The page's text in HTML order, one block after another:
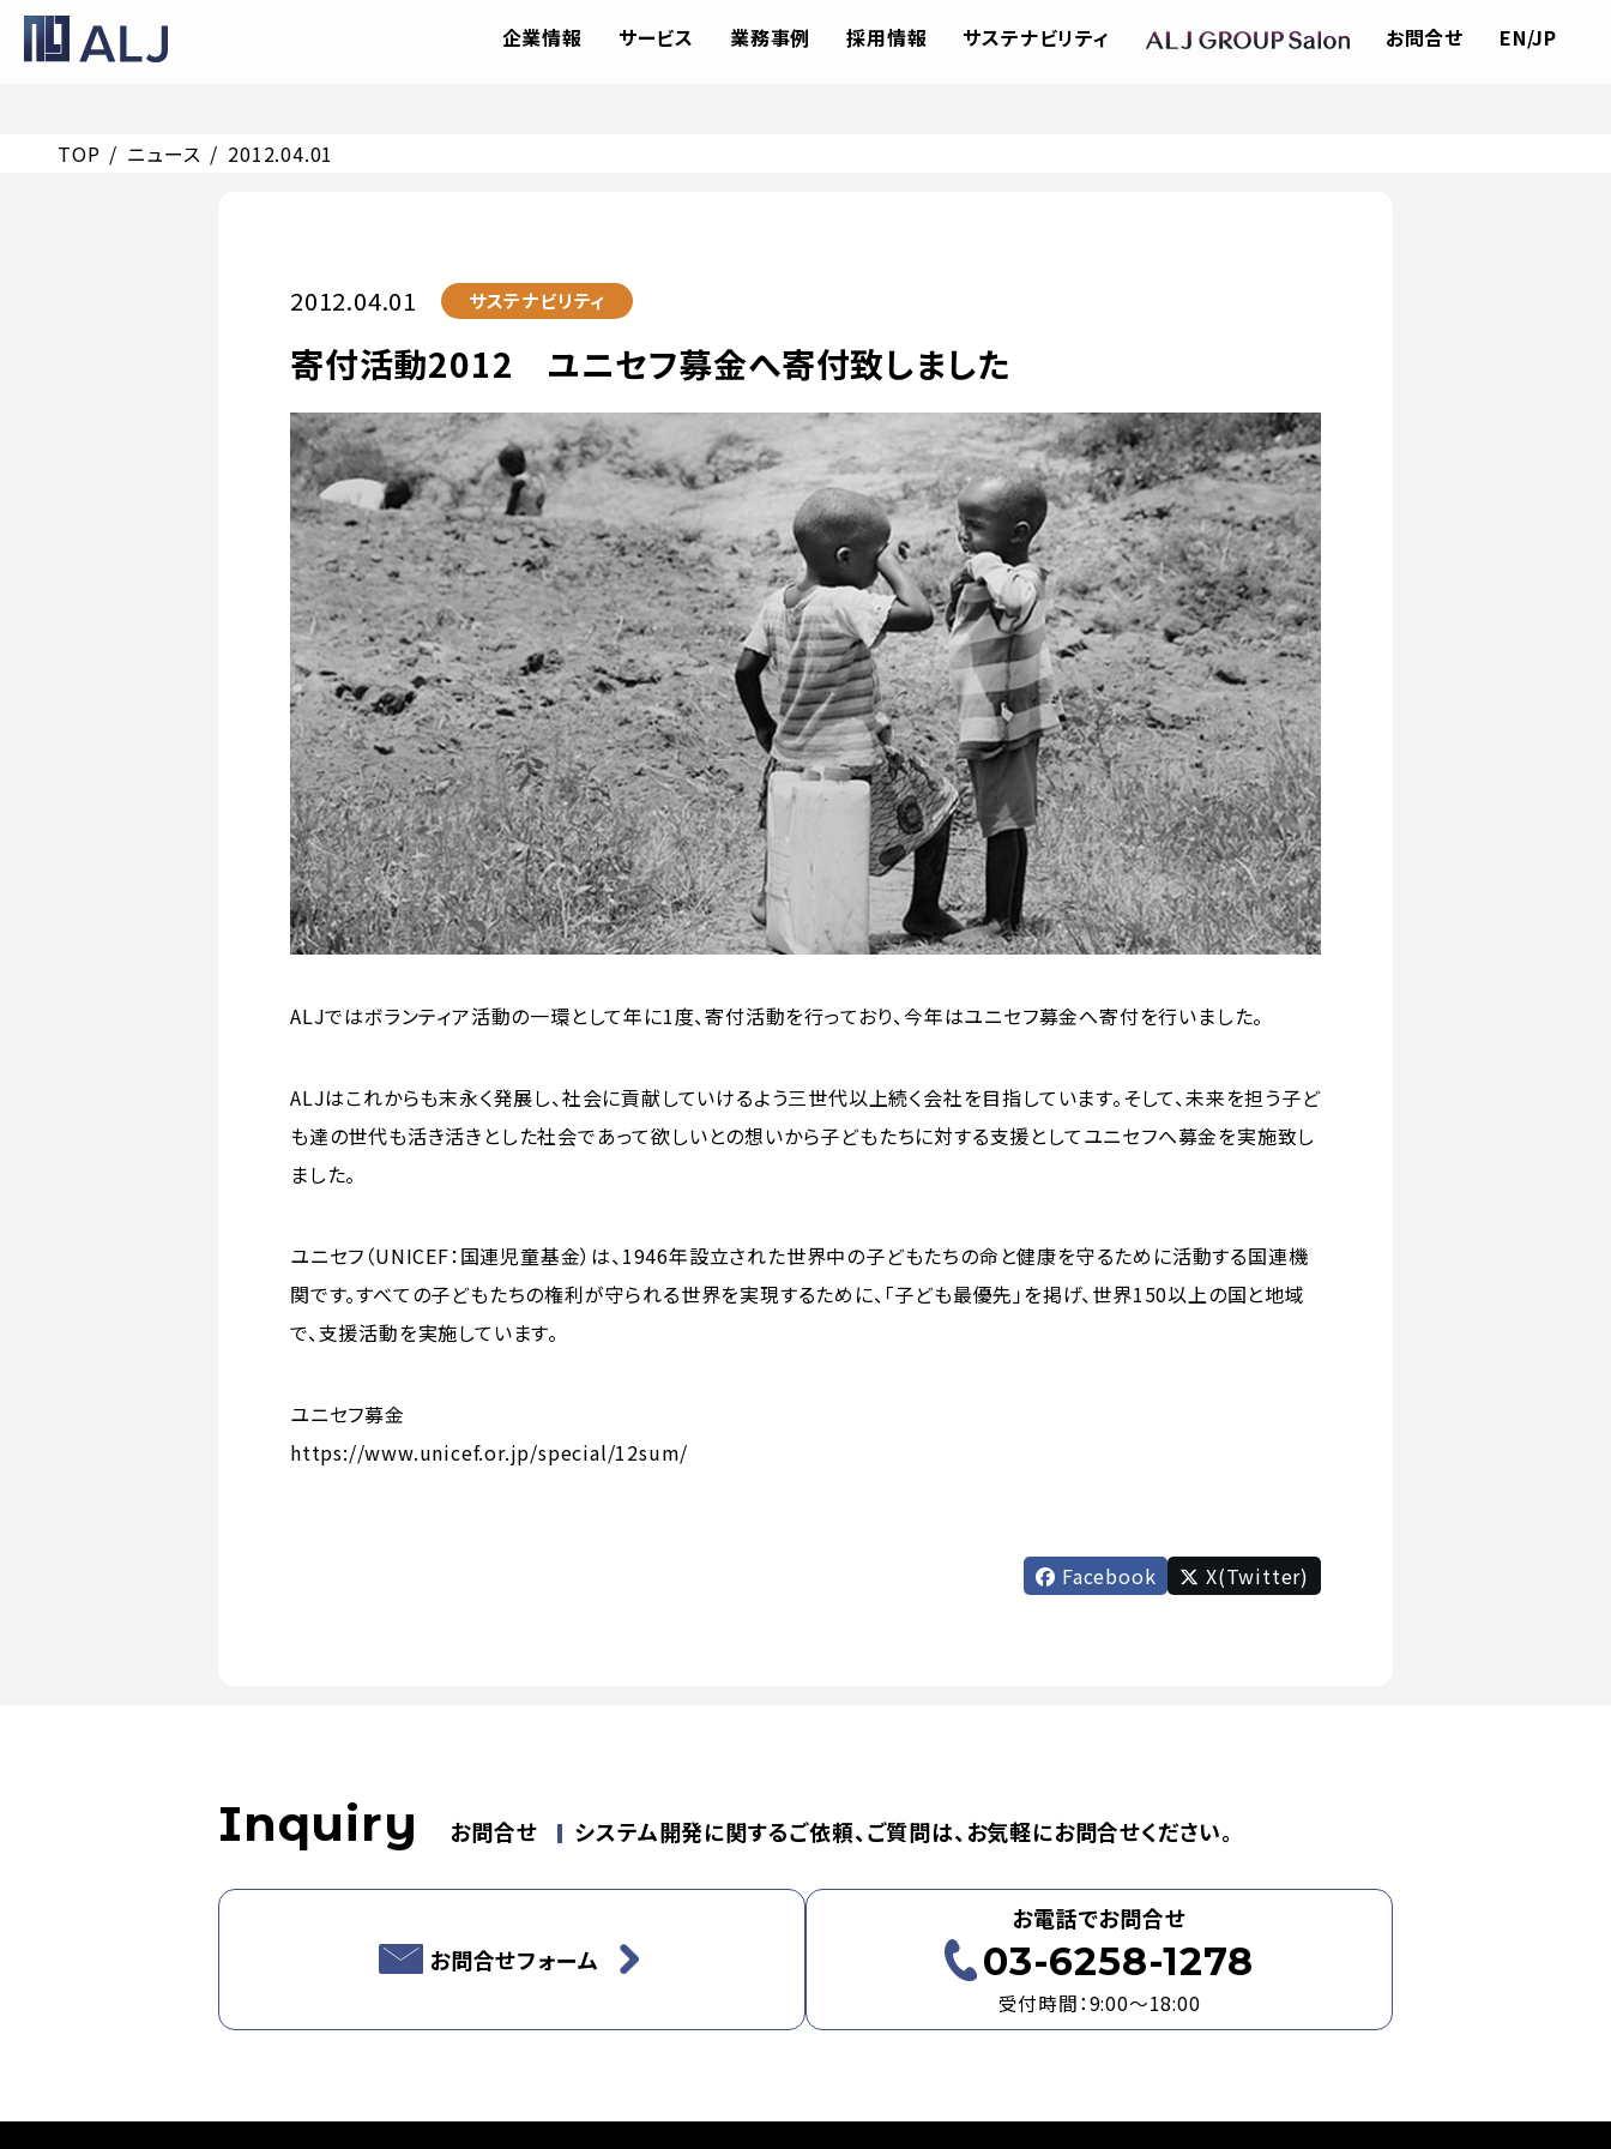
企業情報 サービス 業務事例 採用情報 サステナビリティ お問合せ EN/JP
TOP ニュース 2012.04.01
2012.04.01 サステナビリティ
寄付活動2012 ユニセフ募金へ寄付致しました
ALJではボランティア活動の一環として年に1度、寄付活動を行っており、今年はユニセフ募金へ寄付を行いました。
ALJはこれからも末永く発展し、社会に貢献していけるよう三世代以上続く会社を目指しています。そして、未来を担う子ど
も達の世代も活き活きとした社会であって欲しいとの想いから子どもたちに対する支援としてユニセフへ募金を実施致し
ました。
ユニセフ（UNICEF：国連児童基金）は、1946年設立された世界中の子どもたちの命と健康を守るために活動する国連機
関です。すべての子どもたちの権利が守られる世界を実現するために、「子ども最優先」を掲げ、世界150以上の国と地域
で、支援活動を実施しています。
ユニセフ募金
https://www.unicef.or.jp/special/12sum/
Facebook X(Twitter)
Inquiry お問合せ システム開発に関するご依頼、ご質問は、お気軽にお問合せください。
お問合せフォーム
お電話でお問合せ
03-6258-1278
受付時間：9:00～18:00